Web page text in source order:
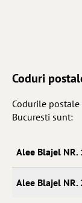
Coduri
Codurile
Bucuresti sunt:
Alee Blajel NR.
Alee Blajel NR.